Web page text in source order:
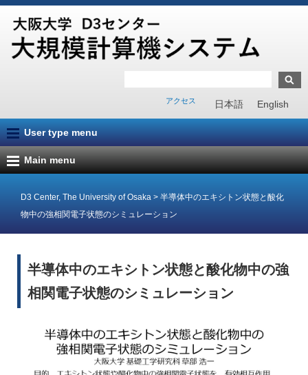
日本語 English
アクセス
User type menu
Main menu
D3 Center, The University of Osaka > 半導体中のエキシトン状態と酸化
物中の強相関電子状態のシミュレーション
半導体中のエキシトン状態と酸化物中の強
相関電子状態のシミュレーション